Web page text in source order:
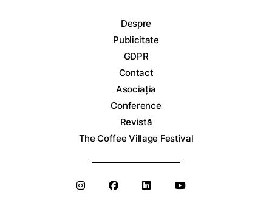
Despre
Publicitate
GDPR
Contact
Asociația
Conference
Revistă
The Coffee Village Festival